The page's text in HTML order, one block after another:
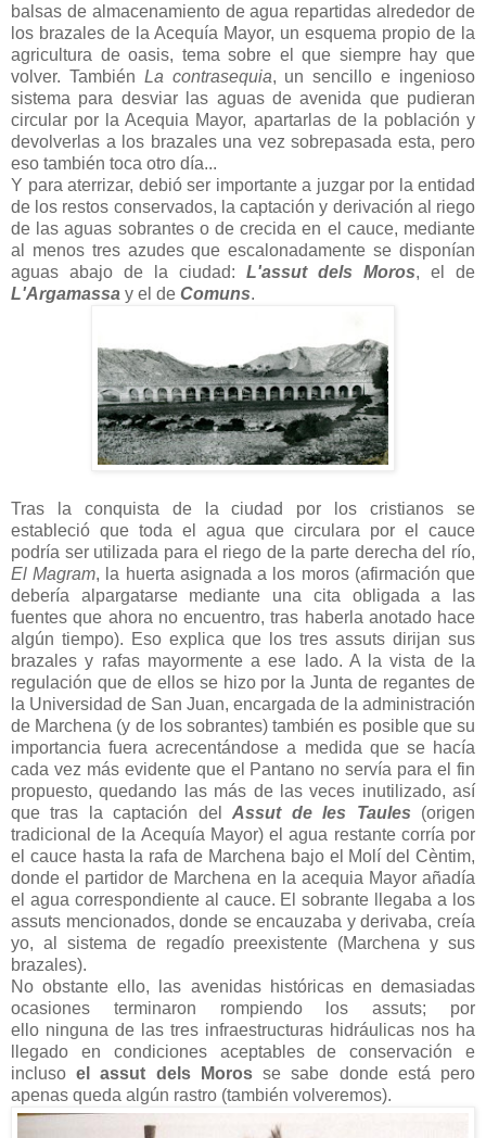
balsas de almacenamiento de agua repartidas alrededor de
los brazales de la Acequía Mayor, un esquema propio de la
agricultura de oasis, tema sobre el que siempre hay que
volver. También La contrasequia, un sencillo e ingenioso
sistema para desviar las aguas de avenida que pudieran
circular por la Acequia Mayor, apartarlas de la población y
devolverlas a los brazales una vez sobrepasada esta, pero
eso también toca otro día...
Y para aterrizar, debió ser importante a juzgar por la entidad
de los restos conservados, la captación y derivación al riego
de las aguas sobrantes o de crecida en el cauce, mediante
al menos tres azudes que escalonadamente se disponían
aguas abajo de la ciudad: L'assut dels Moros, el de
L'Argamassa y el de Comuns.
Tras la conquista de la ciudad por los cristianos se
estableció que toda el agua que circulara por el cauce
podría ser utilizada para el riego de la parte derecha del río,
El Magram, la huerta asignada a los moros (afirmación que
debería alpargatarse mediante una cita obligada a las
fuentes que ahora no encuentro, tras haberla anotado hace
algún tiempo). Eso explica que los tres assuts dirijan sus
brazales y rafas mayormente a ese lado. A la vista de la
regulación que de ellos se hizo por la Junta de regantes de
la Universidad de San Juan, encargada de la administración
de Marchena (y de los sobrantes) también es posible que su
importancia fuera acrecentándose a medida que se hacía
cada vez más evidente que el Pantano no servía para el fin
propuesto, quedando las más de las veces inutilizado, así
que tras la captación delAssut de les Taules (origen
tradicionalde la Acequía Mayor) el agua restante corría por
el cauce hasta la rafa de Marchena bajo el Molí del Cèntim,
donde el partidor de Marchena en la acequia Mayor añadía
el agua correspondiente al cauce. El sobrante llegaba a los
assuts mencionados, donde se encauzaba y derivaba, creía
yo, al sistema de regadío preexistente (Marchena y sus
brazales).
No obstante ello, las avenidas históricas en demasiadas
ocasiones terminaron rompiendo los assuts; por
ello ninguna de las tres infraestructuras hidráulicas nos ha
llegado en condiciones aceptables de conservación e
inclusoel assut dels Morosse sabe donde está pero
apenas queda algún rastro (también volveremos).